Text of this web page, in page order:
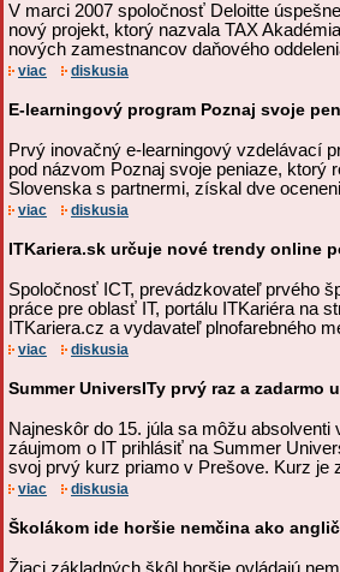
V marci 2007 spoločnosť Deloitte
nový projekt, ktorý nazvala TAX
nových zamestnancov daňového
viac diskusia
E-learningový program Poznaj svoje
Prvý inovačný e-learningový vzdelávací
pod názvom Poznaj svoje peniaze, ktorý
Slovenska s partnermi, získal dve
viac diskusia
ITKariera.sk určuje nové trendy online
Spoločnosť ICT, prevádzkovateľ prvého
práce pre oblasť IT, portálu ITKariéra na
ITKariera.cz a vydavateľ plnofarebného
viac diskusia
Summer UniversITy prvý raz a zadarmo
Najneskôr do 15. júla sa môžu
záujmom o IT prihlásiť na Summer
svoj prvý kurz priamo v Prešove. Kurz je
viac diskusia
Školákom ide horšie nemčina ako